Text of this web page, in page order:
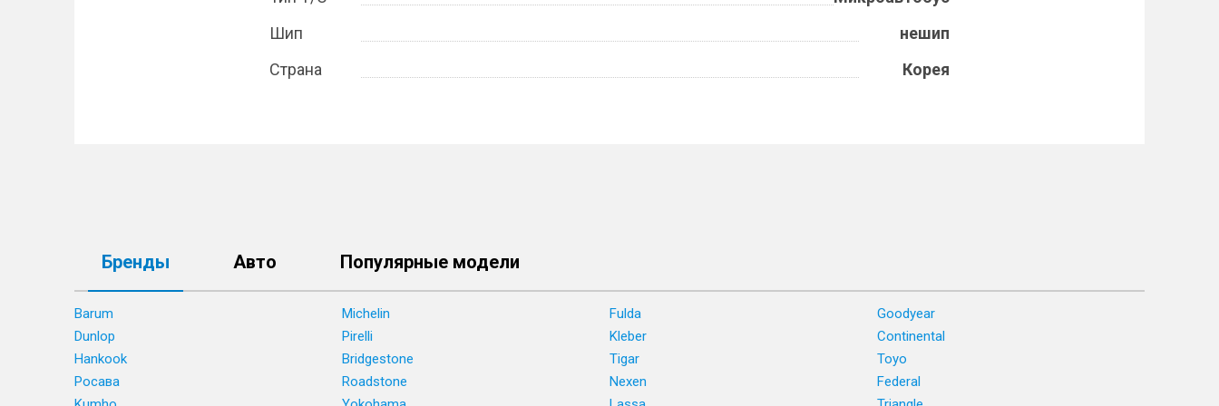
Шип
нешип
Страна
Корея
Бренды Авто Популярные модели
Barum Michelin Fulda
Goodyear
Dunlop
Pirelli Kleber
Continental
Hankook
Bridgestone Tigar
Toyo
Росава
Roadstone Nexen
Federal